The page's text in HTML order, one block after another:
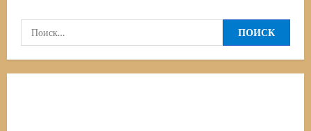
с
Евгения
Евтушенко
Найти: